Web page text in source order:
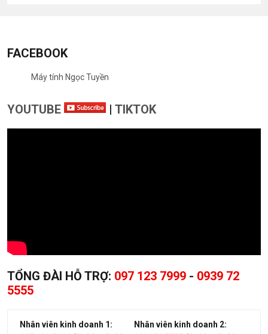
FACEBOOK
Máy tính Ngọc Tuyền
YOUTUBE | TIKTOK
TỔNG ĐÀI HỖ TRỢ: 097 123 7999 - 0939 72
5555
Nhân viên kinh doanh 1:
Nhân viên kinh doanh 2: